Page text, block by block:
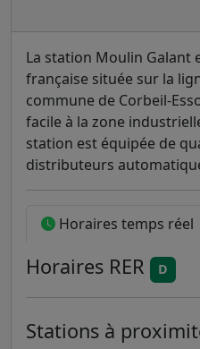
La station Moulin Galant
française située sur la
commune de Corbeil-
facile à la zone
station est équipée de
distributeurs
Horaires temps réel
Horaires RER D
Stations à